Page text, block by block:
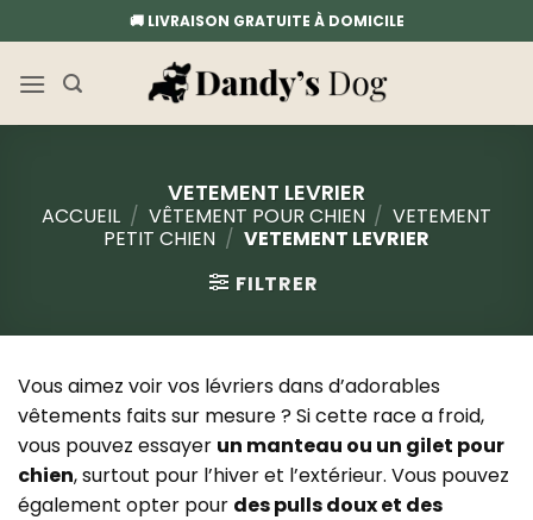
au
contenu
🚚 LIVRAISON GRATUITE À DOMICILE
VETEMENT LEVRIER
ACCUEIL / VÊTEMENT POUR CHIEN / VETEMENT
PETIT CHIEN / VETEMENT LEVRIER
FILTRER
Vous aimez voir vos lévriers dans d’adorables
vêtements faits sur mesure ? Si cette race a froid,
vous pouvez essayer un manteau ou un gilet pour
chien, surtout pour l’hiver et l’extérieur. Vous pouvez
également opter pour des pulls doux et des